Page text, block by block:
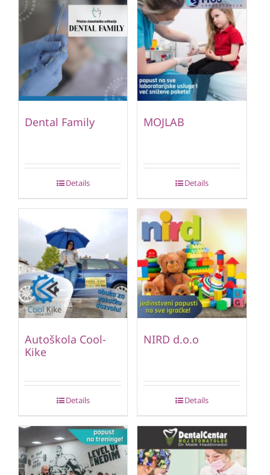
Dental Family
Details
MOJLAB
Details
Autoškola Cool-
Kike
Details
NIRD d.o.o
Details